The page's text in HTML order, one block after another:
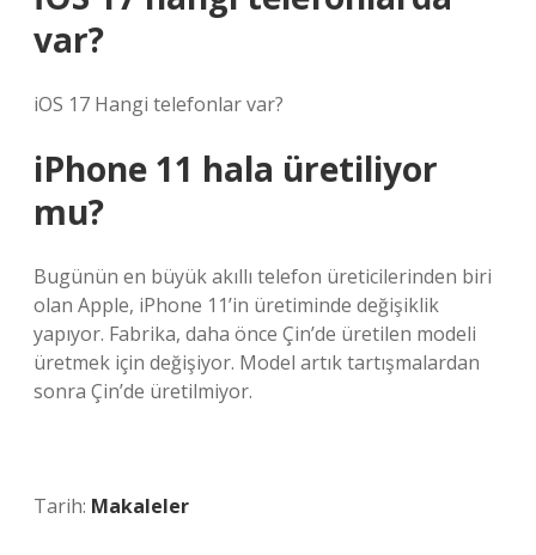
var?
iOS 17 Hangi telefonlar var?
iPhone 11 hala üretiliyor
mu?
Bugünün en büyük akıllı telefon üreticilerinden biri
olan Apple, iPhone 11’in üretiminde değişiklik
yapıyor. Fabrika, daha önce Çin’de üretilen modeli
üretmek için değişiyor. Model artık tartışmalardan
sonra Çin’de üretilmiyor.
Tarih: Makaleler